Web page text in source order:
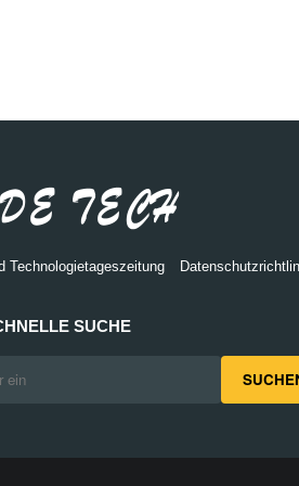
Technologietageszeitung
SUCHE